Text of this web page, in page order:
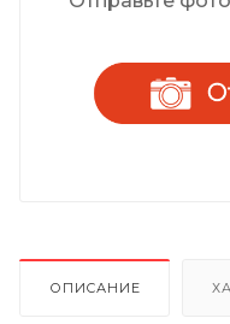
ОПИСАНИЕ